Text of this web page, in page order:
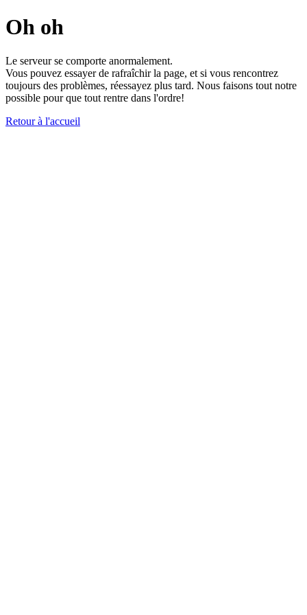
Oh oh
Le serveur se comporte anormalement.
Vous pouvez essayer de rafraîchir la page, et si vous rencontrez
toujours des problèmes, réessayez plus tard. Nous faisons tout notre
possible pour que tout rentre dans l'ordre!
Retour à l'accueil